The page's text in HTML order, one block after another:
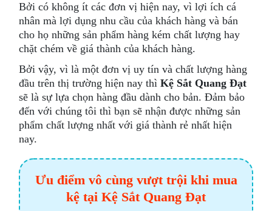
Bởi có không ít các đơn vị hiện nay, vì lợi ích cá
nhân mà lợi dụng nhu cầu của khách hàng và bán
cho họ những sản phẩm hàng kém chất lượng hay
chặt chém về giá thành của khách hàng.
Bởi vậy, vì là một đơn vị uy tín và chất lượng hàng
đầu trên thị trường hiện nay thìKệ Sắt Quang Đạt
sẽ là sự lựa chọn hàng đầu dành cho bản. Đảm bảo
đến với chúng tôi thì bạn sẽ nhận được những sản
phẩm chất lượng nhất với giá thành rẻ nhất hiện
nay.
Ưu điểm vô cùng vượt trội khi mua
kệ tại Kệ Sắt Quang Đạt